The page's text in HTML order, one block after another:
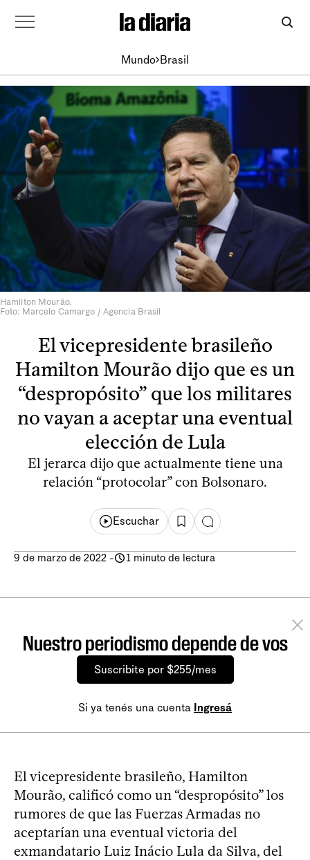
Mundo Brasil
Hamilton Mourão.
Foto: Marcelo Camargo / Agencia Brasil
El vicepresidente brasileño
Hamilton Mourão dijo que es un
“despropósito” que los militares
no vayan a aceptar una eventual
elección de Lula
El jerarca dijo que actualmente tiene una
relación “protocolar” con Bolsonaro.
Escuchar
9 de marzo de 2022 - 1 minuto de lectura
Nuestro periodismo depende de vos
Suscribite por $255/mes
Si ya tenés una cuenta Ingresá
El vicepresidente brasileño, Hamilton
Mourão, calificó como un “despropósito” los
rumores de que las Fuerzas Armadas no
aceptarían una eventual victoria del
exmandatario Luiz Inácio Lula da Silva, del